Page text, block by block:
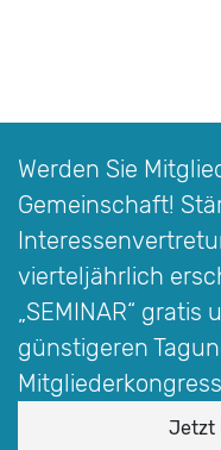
Werden Sie
Gemeinschaft!
vierteljährlich
„SEMINAR“ gratis
günstigeren
Jetzt